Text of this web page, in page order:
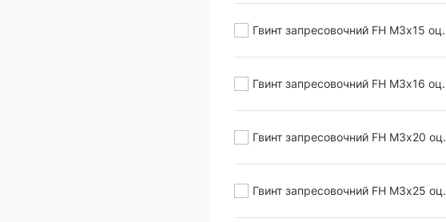
Гвинт запресовочний FH М3х15 оц.
Гвинт запресовочний FH М3х16 оц.
Гвинт запресовочний FH М3х20 оц.
Гвинт запресовочний FH М3х25 оц.